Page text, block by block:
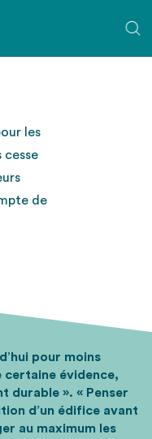
les
cesse
de
pour moins
certaine évidence,
durable ». « Penser
d’un édifice avant
au maximum les